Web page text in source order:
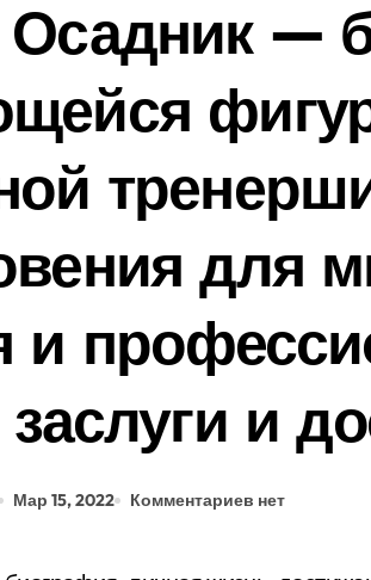
—
для
и
и
Мар 15, 2022 Комментариев нет